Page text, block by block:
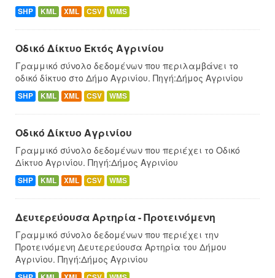
SHP KML XML CSV WMS
Οδικό Δίκτυο Εκτός Αγρινίου
Γραμμικό σύνολο δεδομένων που περιλαμβάνει το
οδικό δίκτυο στο Δήμο Αγρινίου. Πηγή:Δήμος Αγρινίου
SHP KML XML CSV WMS
Οδικό Δίκτυο Αγρινίου
Γραμμικό σύνολο δεδομένων που περιέχει το Οδικό
Δίκτυο Αγρινίου. Πηγή:Δήμος Αγρινίου
SHP KML XML CSV WMS
Δευτερεύουσα Αρτηρία - Προτεινόμενη
Γραμμικό σύνολο δεδομένων που περιέχει την
Προτεινόμενη Δευτερεύουσα Αρτηρία του Δήμου
Αγρινίου. Πηγή:Δήμος Αγρινίου